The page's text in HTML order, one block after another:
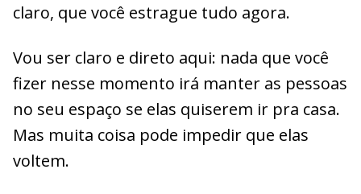
claro, que você estrague tudo agora.
Vou ser claro e direto aqui: nada que você
fizer nesse momento irá manter as pessoas
no seu espaço se elas quiserem ir pra casa.
Mas muita coisa pode impedir que elas
voltem.